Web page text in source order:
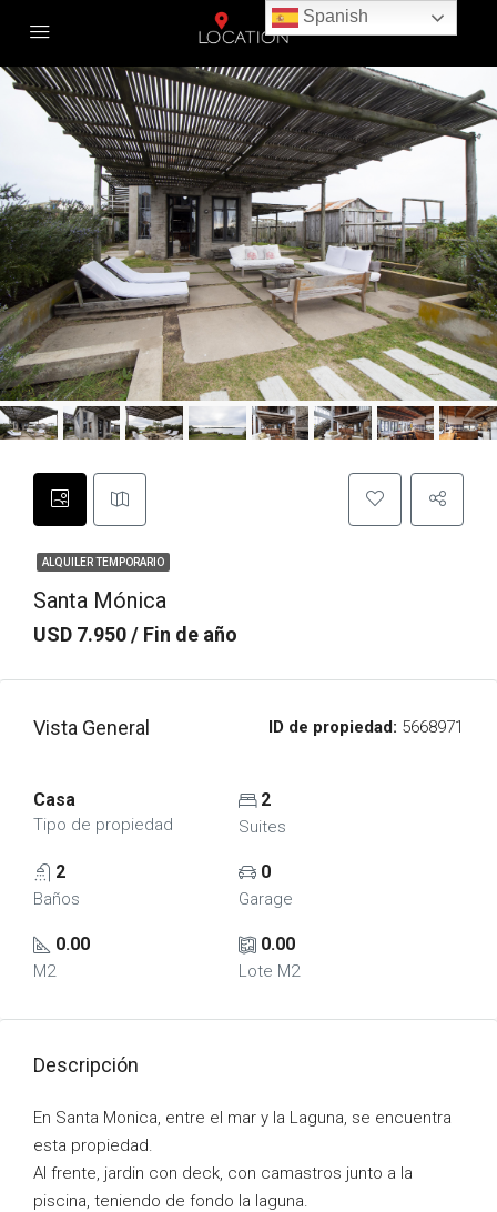
ALQUILER TEMPORARIO
Santa Mónica
USD 7.950 / Fin de año
Vista General ID de propiedad: 5668971
Casa
Tipo de propiedad
2
Suites
2
Baños
0
Garage
0.00
M2
0.00
Lote M2
Descripción
En Santa Monica, entre el mar y la Laguna, se encuentra
esta propiedad.
Al frente, jardin con deck, con camastros junto a la
piscina, teniendo de fondo la laguna.
Spanish